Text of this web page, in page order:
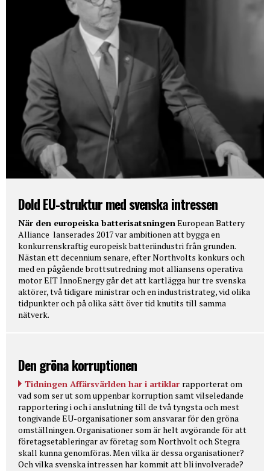
Dold EU-struktur med svenska intressen
När den europeiska batterisatsningenEuropean Battery
Alliance lanserades 2017 var ambitionen att bygga en
konkurrenskraftig europeisk batteriindustri från grunden.
Nästan ett decennium senare, efter Northvolts konkurs och
med en pågående brottsutredning mot alliansens operativa
motor EIT InnoEnergy går det att kartlägga hur tre svenska
aktörer, två tidigare ministrar och en industristrateg, vid olika
tidpunkter och på olika sätt över tid knutits till samma
nätverk.
Den gröna korruptionen
Tidningen Affärsvärlden har i artiklar rapporterat om
vad som ser ut som uppenbar korruption samt vilseledande
rapportering i och i anslutning till de två tyngsta och mest
tongivande EU-organisationer som ansvarar för den gröna
omställningen. Organisationer som är helt avgörande för att
företagsetableringar av företag som Northvolt och Stegra
skall kunna genomföras. Men vilka är dessa organisationer?
Och vilka svenska intressen har kommit att bli involverade?